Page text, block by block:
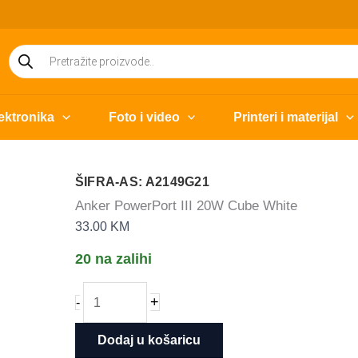
Products
search
Foto i video Printeri i materijal
ŠIFRA-AS: A2149G21
Anker PowerPort III 20W Cube White
33.00 KM
20 na zalihi
-
PowerPort
+
Dodaj u košaricu